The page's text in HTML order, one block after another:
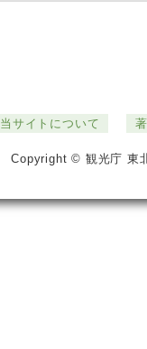
当サイトについて
Copyright © 観光庁 東